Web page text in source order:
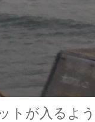
トが入るよ